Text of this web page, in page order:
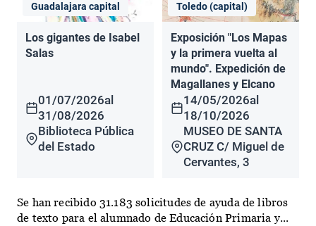
Guadalajara capital
Los gigantes de Isabel
Salas
01/07/2026al
31/08/2026
Biblioteca Pública
del Estado
Toledo (capital)
Exposición "Los Mapas
y la primera vuelta al
mundo". Expedición de
Magallanes y Elcano
14/05/2026al
18/10/2026
MUSEO DE SANTA
CRUZ C/ Miguel de
Cervantes, 3
Se han recibido 31.183 solicitudes de ayuda de libros
de texto para el alumnado de Educación Primaria y...